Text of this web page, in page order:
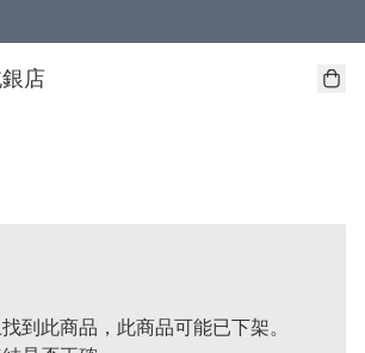
shopping on orders over $50.
店
到此商品，此商品可能已下架。